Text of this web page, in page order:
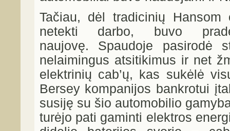
Tačiau, dėl tradicinių Hansom
netekti darbo, buvo
naujovę. Spaudoje pasirodė
nelaimingus atsitikimus ir net
elektrinių cab’ų, kas sukėlė
Bersey kompanijos bankrotui
susiję su šio automobilio
turėjo pati gaminti elektros